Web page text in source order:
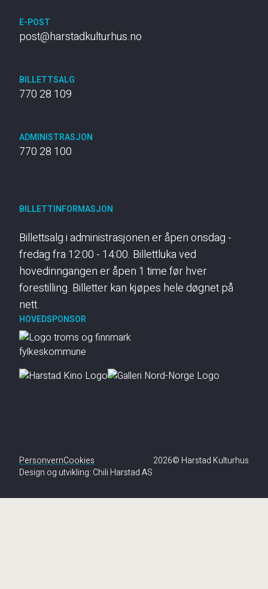
E-POST
post@harstadkulturhus.no
BILLETTSALG
770 28 109
ADMINISTRASJON
770 28 100
BILLETTINFORMASJON
Billettsalg i administrasjonen er åpen onsdag -
fredag fra 12:00 - 14:00. Billettluka ved
hovedinngangen er åpen 1 time før hver
forestilling. Billetter kan kjøpes hele døgnet på
nett.
HOVEDSPONSOR
PersonvernCookies
2026© Harstad Kulturhus
Design og utvikling: Chili Harstad AS